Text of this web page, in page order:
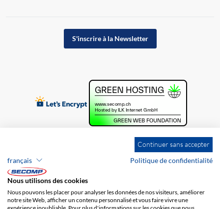
S'inscrire à la Newsletter
Continuer sans accepter
français
Politique de confidentialité
Nous utilisons des cookies
Nous pouvons les placer pour analyser les données de nos visiteurs, améliorer
notre site Web, afficher un contenu personnalisé et vous faire vivre une